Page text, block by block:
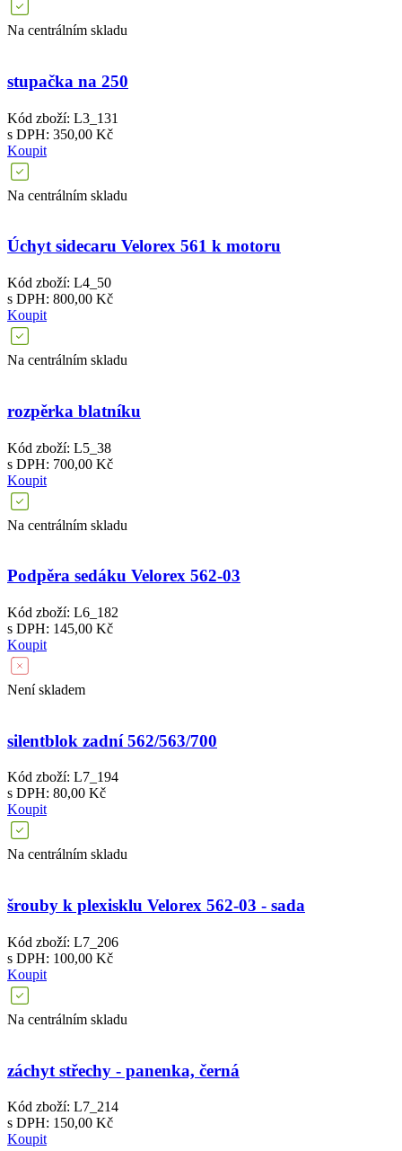
Na centrálním skladu
stupačka na 250
Kód zboží: L3_131
s DPH: 350,00 Kč
Koupit
Na centrálním skladu
Úchyt sidecaru Velorex 561 k motoru
Kód zboží: L4_50
s DPH: 800,00 Kč
Koupit
Na centrálním skladu
rozpěrka blatníku
Kód zboží: L5_38
s DPH: 700,00 Kč
Koupit
Na centrálním skladu
Podpěra sedáku Velorex 562-03
Kód zboží: L6_182
s DPH: 145,00 Kč
Koupit
Není skladem
silentblok zadní 562/563/700
Kód zboží: L7_194
s DPH: 80,00 Kč
Koupit
Na centrálním skladu
šrouby k plexisklu Velorex 562-03 - sada
Kód zboží: L7_206
s DPH: 100,00 Kč
Koupit
Na centrálním skladu
záchyt střechy - panenka, černá
Kód zboží: L7_214
s DPH: 150,00 Kč
Koupit